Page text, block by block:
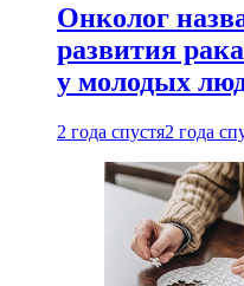
Онколог
развития
у молодых
2 года спустя2 года